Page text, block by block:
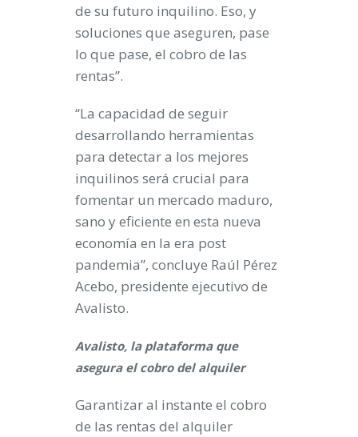
de su futuro inquilino. Eso, y
soluciones que aseguren, pase
lo que pase, el cobro de las
rentas”.
“La capacidad de seguir
desarrollando herramientas
para detectar a los mejores
inquilinos será crucial para
fomentar un mercado maduro,
sano y eficiente en esta nueva
economía en la era post
pandemia”, concluye Raúl Pérez
Acebo, presidente ejecutivo de
Avalisto.
Avalisto, la plataforma que
asegura el cobro del alquiler
Garantizar al instante el cobro
de las rentas del alquiler